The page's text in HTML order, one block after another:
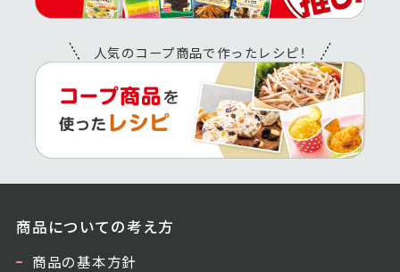
人気のコープ商品で作ったレシピ！
商品についての考え方
商品の基本方針